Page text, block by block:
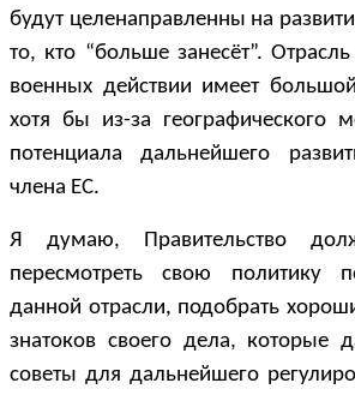
будут целенаправленны на
то, кто “больше занесёт”.
военных действии имеет
хотя бы из-за географического
потенциала дальнейшего
члена ЕС.
Я думаю, Правительство
пересмотреть свою политику
данной отрасли, подобрать
знатоков своего дела, которые
советы для дальнейшего